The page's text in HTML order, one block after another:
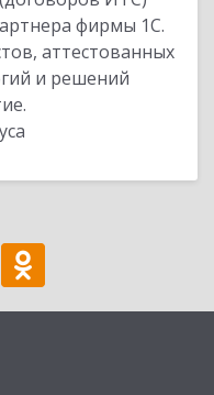
фирмы 1С.
аттестованных
и решений